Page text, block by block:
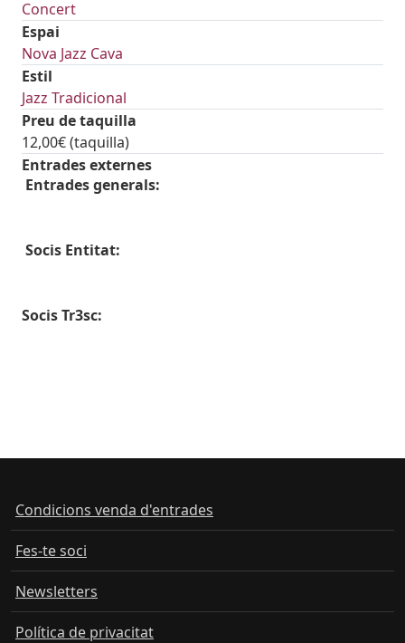
Concert
Espai
Nova Jazz Cava
Estil
Jazz Tradicional
Preu de taquilla
12,00€ (taquilla)
Entrades externes
Entrades generals:
Socis Entitat:
Socis Tr3sc:
Condicions venda d'entrades
Fes-te soci
Newsletters
Política de privacitat